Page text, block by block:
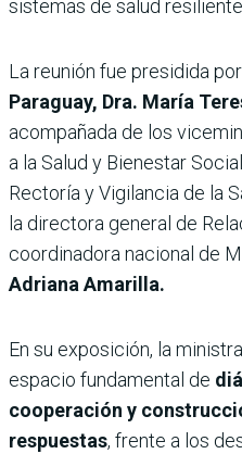
sistemas de salud
La reunión fue presidida
Paraguay, Dra. María
acompañada de los
a la Salud y Bienestar
Rectoría y Vigilancia de la
la directora general de
coordinadora nacional de
Adriana Amarilla.
En su exposición, la
espacio fundamental de
cooperación y
respuestas, frente a los